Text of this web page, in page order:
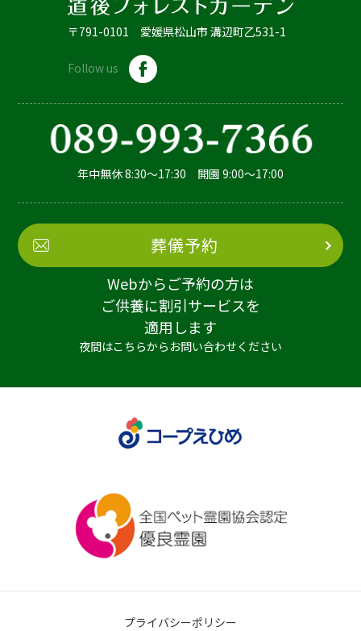
〒791-0101 愛媛県松山市 溝辺町乙531-1
Follow us
年中無休 8:30～17:30 開園 9:00～17:00
葬儀予約
Webからご予約の方は
ご供養に割引サービスを
適用します
夜間はこちらからお問い合わせください
プライバシーポリシー